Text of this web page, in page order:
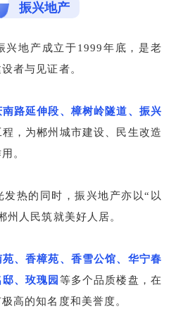
振兴地产
兴地产成立于1999年底，是老
者与见证者。
南路延伸段、樟树岭隧道、振兴
，为郴州城市建设、民生改造
。
热的同时，振兴地产亦以“以
州人民筑就美好人居。
、香樟苑、香雪公馆、华宁春
、玫瑰园 等多个品质楼盘，在
高的知名度和美誉度。